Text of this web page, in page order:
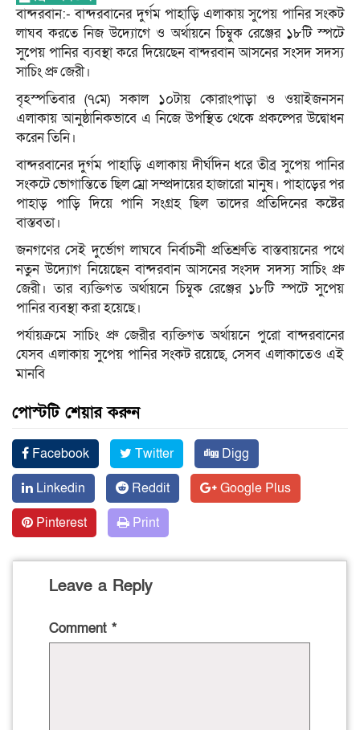
বান্দরবান:- বান্দরবানের দুর্গম পাহাড়ি এলাকায় সুপেয় পানির সংকট
লাঘব করতে নিজ উদ্যোগে ও অর্থায়নে চিম্বুক রেঞ্জের ১৮টি স্পটে
সুপেয় পানির ব্যবস্থা করে দিয়েছেন বান্দরবান আসনের সংসদ সদস্য
সাচিং প্রু জেরী।
বৃহস্পতিবার (৭মে) সকাল ১০টায় কোরাংপাড়া ও ওয়াইজনসন
এলাকায় আনুষ্ঠানিকভাবে এ নিজে উপস্থিত থেকে প্রকল্পের উদ্বোধন
করেন তিনি।
বান্দরবানের দুর্গম পাহাড়ি এলাকায় দীর্ঘদিন ধরে তীব্র সুপেয় পানির
সংকটে ভোগান্তিতে ছিল ম্রো সম্প্রদায়ের হাজারো মানুষ। পাহাড়ের পর
পাহাড় পাড়ি দিয়ে পানি সংগ্রহ ছিল তাদের প্রতিদিনের কষ্টের
বাস্তবতা।
জনগণের সেই দুর্ভোগ লাঘবে নির্বাচনী প্রতিশ্রুতি বাস্তবায়নের পথে
নতুন উদ্যোগ নিয়েছেন বান্দরবান আসনের সংসদ সদস্য সাচিং প্রু
জেরী। তার ব্যক্তিগত অর্থায়নে চিম্বুক রেঞ্জের ১৮টি স্পটে সুপেয়
পানির ব্যবস্থা করা হয়েছে।
পর্যায়ক্রমে সাচিং প্রু জেরীর ব্যক্তিগত অর্থায়নে পুরো বান্দরবানের
যেসব এলাকায় সুপেয় পানির সংকট রয়েছে, সেসব এলাকাতেও এই
মানবি
পোস্টটি শেয়ার করুন
Facebook Twitter
Digg
Linkedin
Reddit
Google Plus
Pinterest
Print
Leave a Reply
Comment *